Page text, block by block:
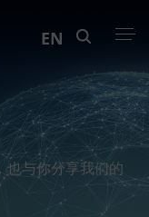
EN
也与你分享我们的